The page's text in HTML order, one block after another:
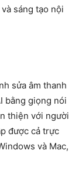
sáng tạo nội
sửa âm thanh
bằng giọng nói
thiện với người
được cả trực
và Mac,